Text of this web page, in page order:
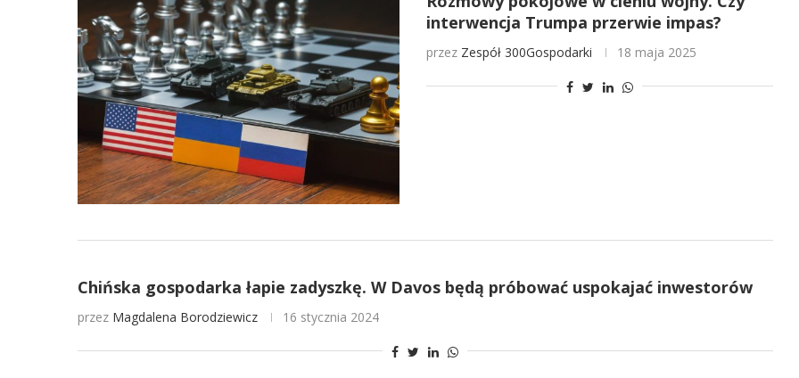
interwencja Trumpa przerwie impas?
przez Zespół 300Gospodarki 18 maja 2025
Chińska gospodarka łapie zadyszkę. W Davos będą próbować uspokajać inwestorów
przez Magdalena Borodziewicz 16 stycznia 2024